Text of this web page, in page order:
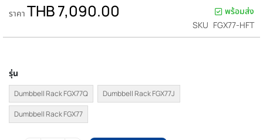
ราคา THB 7,090.00
พร้อมส่ง
SKU FGX77-HFT
รุ่น
Dumbbell Rack FGX77Q Dumbbell Rack FGX77J
Dumbbell Rack FGX77